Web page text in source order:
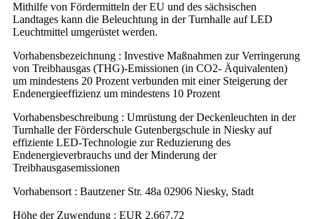
Mithilfe von Fördermitteln der EU und des sächsischen
Landtages kann die Beleuchtung in der Turnhalle auf LED
Leuchtmittel umgerüstet werden.
Vorhabensbezeichnung : Investive Maßnahmen zur Verringerung
von Treibhausgas (THG)-Emissionen (in CO2- Äquivalenten)
um mindestens 20 Prozent verbunden mit einer Steigerung der
Endenergieeffizienz um mindestens 10 Prozent
Vorhabensbeschreibung : Umrüstung der Deckenleuchten in der
Turnhalle der Förderschule Gutenbergschule in Niesky auf
effiziente LED-Technologie zur Reduzierung des
Endenergieverbrauchs und der Minderung der
Treibhausgasemissionen
Vorhabensort : Bautzener Str. 48a 02906 Niesky, Stadt
Höhe der Zuwendung : EUR 2.667,72